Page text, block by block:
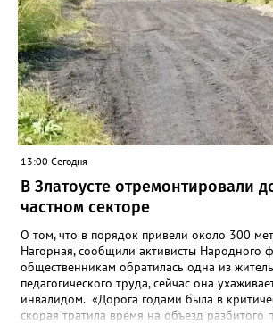
года.
13:00 Сегодня
В Златоусте отремонтировали
частном секторе
О том, что в порядок привели около 300
Нагорная, сообщили активисты Народного
общественникам обратилась одна из
педагогического труда, сейчас она
инвалидом. «Дорога годами была в
скорая тратила время на объезд разбитого